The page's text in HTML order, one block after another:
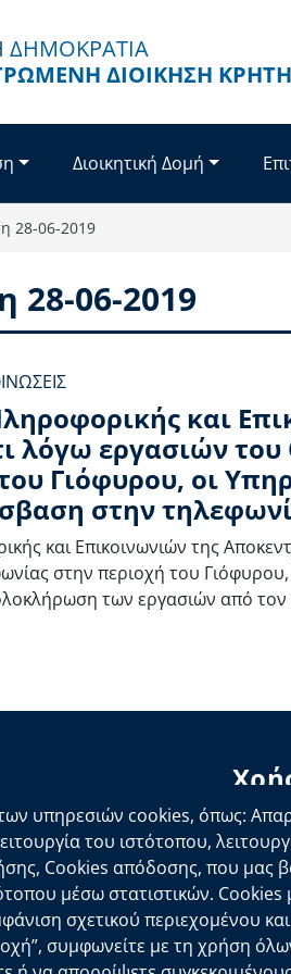
ΔΗΜΟΚΡΑΤΙΑ
ΔΙΟΊΚΗΣΗ
Διοικητική Δομή
28-06-2019
28-06-2019
και
λόγω εργασιών
Γιόφυρου, οι
στην
και Επικοινωνιών της
στην περιοχή του
των εργασιών από
Κρήτης
Ηράκλειο
υπηρεσιών cookies, όπως:
του ιστότοπου,
Cookies απόδοσης, που μας
μέσω στατιστικών. Cookies
σχετικού περιεχομένου και
συμφωνείτε με τη χρήση
και Επικοινωνιών|